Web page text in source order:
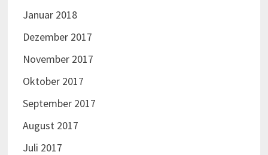
Januar 2018
Dezember 2017
November 2017
Oktober 2017
September 2017
August 2017
Juli 2017